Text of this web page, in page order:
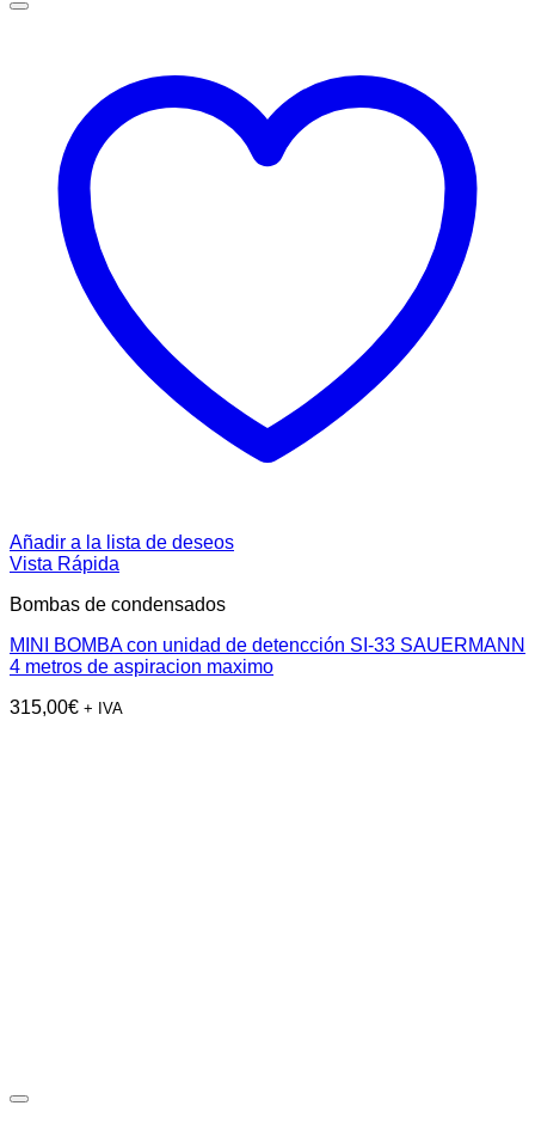
Añadir a la lista de deseos
Vista Rápida
Bombas de condensados
MINI BOMBA con unidad de detencción SI-33 SAUERMANN
4 metros de aspiracion maximo
315,00€ + IVA